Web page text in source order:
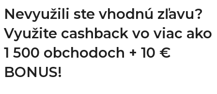
Nevyužili ste vhodnú zľavu?
Využite cashback vo viac ako
1 500 obchodoch + 10 €
BONUS!